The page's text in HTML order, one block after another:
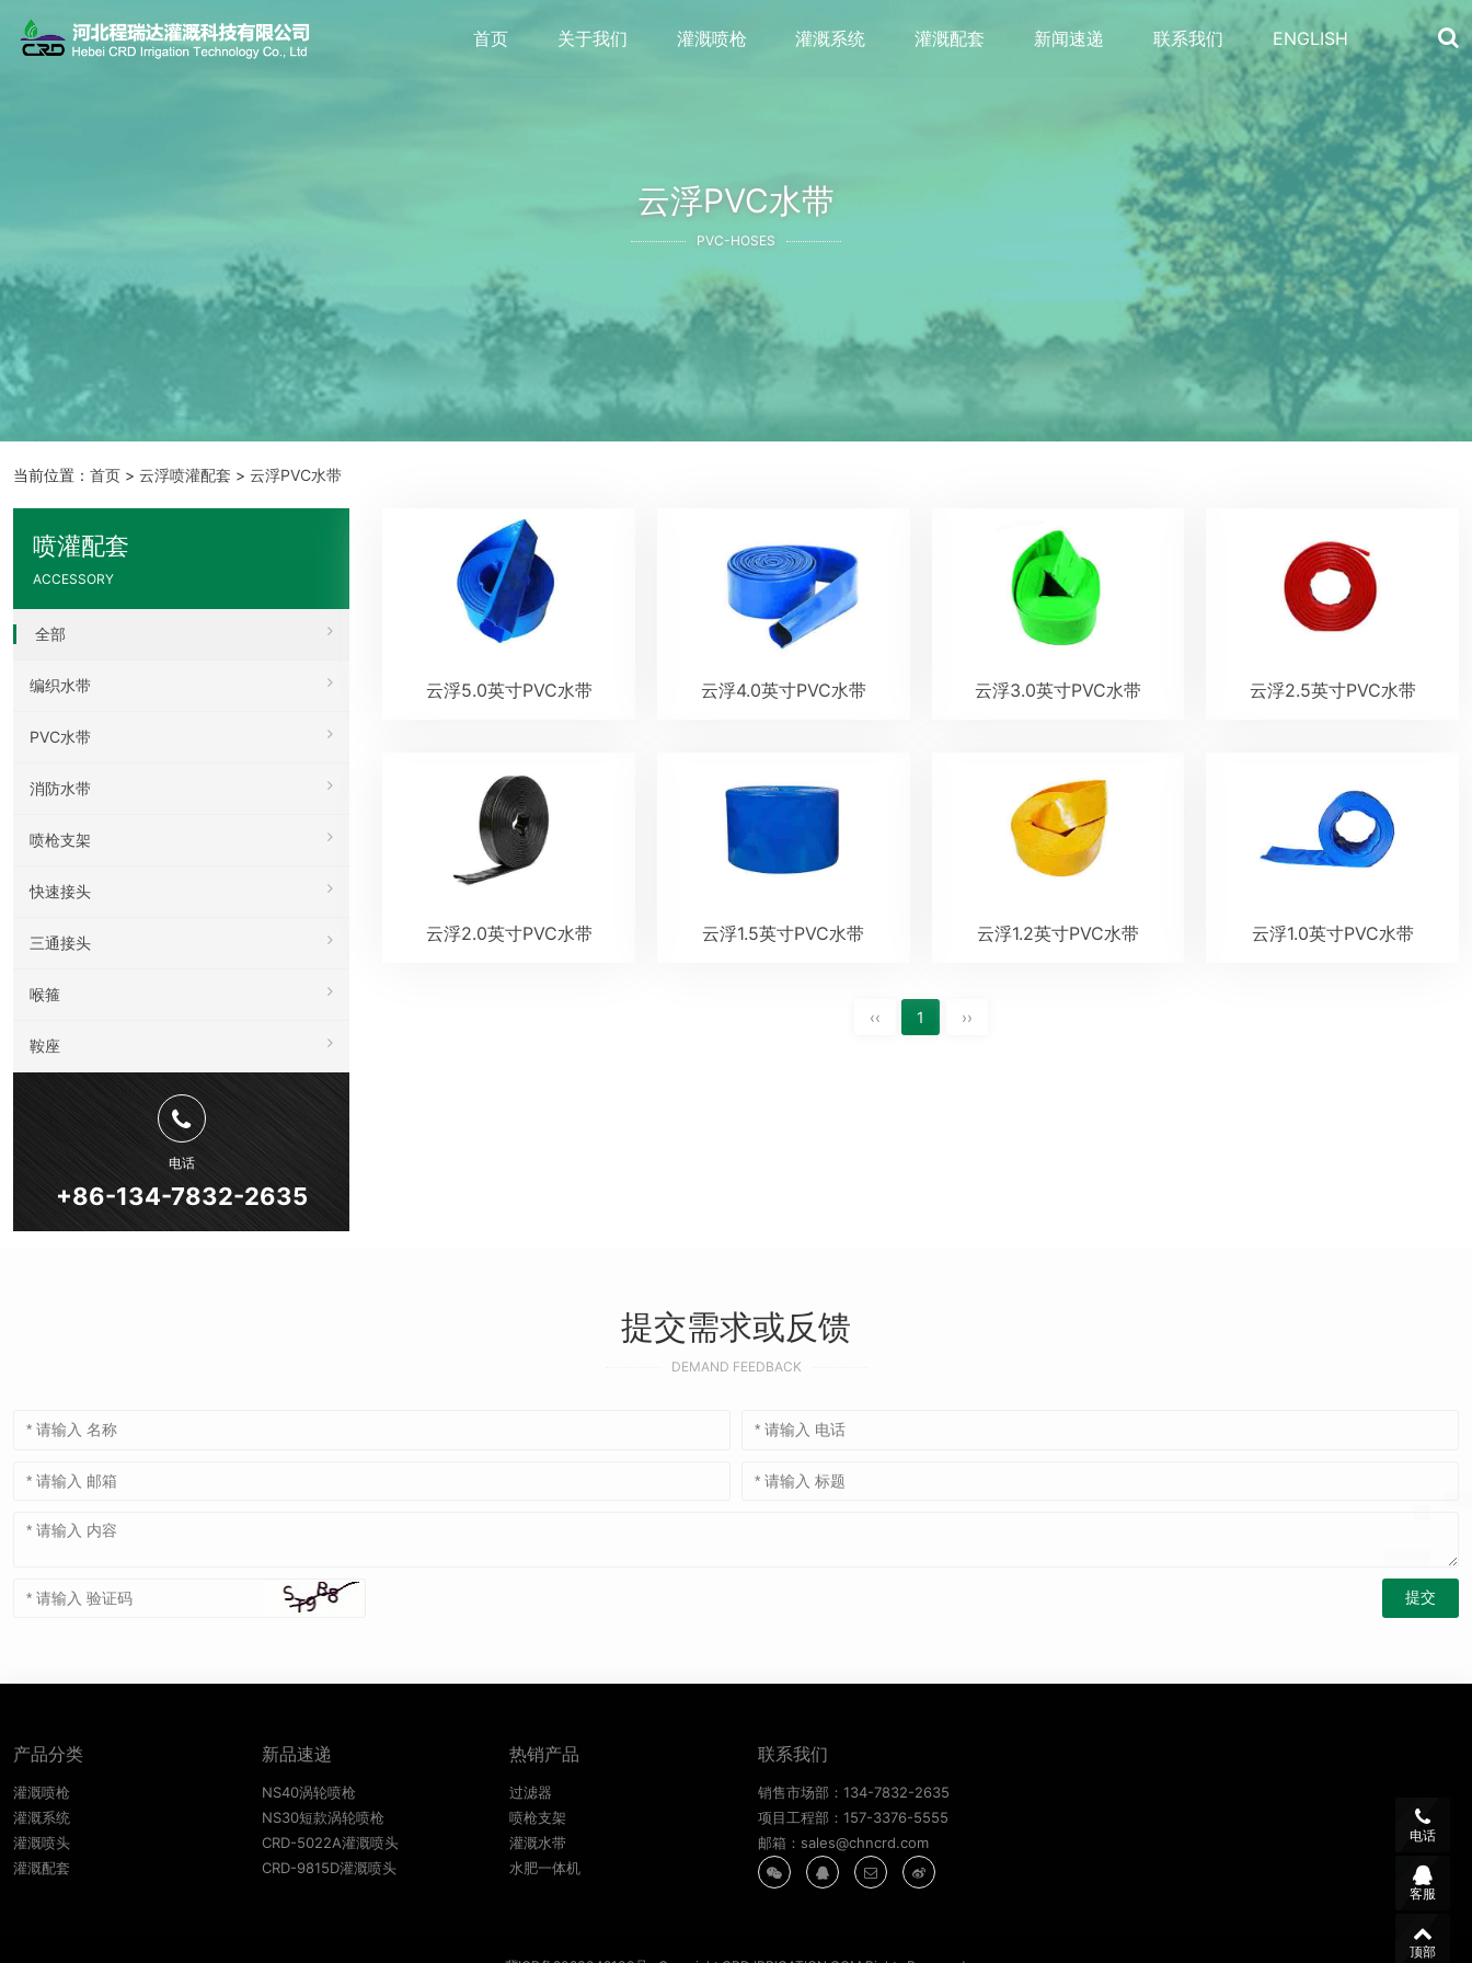
首页 关于我们 灌溉喷枪 灌溉系统 灌溉配套 新闻速递 联系我们 ENGLISH
云浮PVC水带
PVC-HOSES
当前位置： 首页 > 云浮喷灌配套 > 云浮PVC水带
喷灌配套
ACCESSORY
全部
编织水带
PVC水带
消防水带
喷枪支架
快速接头
三通接头
喉箍
鞍座
电话
+86-134-7832-2635
云浮5.0英寸PVC水带 云浮4.0英寸PVC水带 云浮3.0英寸PVC水带 云浮2.5英寸PVC水带
云浮2.0英寸PVC水带 云浮1.5英寸PVC水带 云浮1.2英寸PVC水带 云浮1.0英寸PVC水带
‹‹ 1 ››
提交需求或反馈
DEMAND FEEDBACK
产品分类
灌溉喷枪
灌溉系统
灌溉喷头
灌溉配套
新品速递
NS40涡轮喷枪
NS30短款涡轮喷枪
CRD-5022A灌溉喷头
CRD-9815D灌溉喷头
热销产品
过滤器
喷枪支架
灌溉水带
水肥一体机
联系我们
销售市场部：134-7832-2635
项目工程部：157-3376-5555
邮箱：sales@chncrd.com
电话
客服
顶部